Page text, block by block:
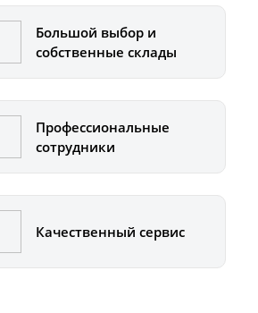
Большой выбор и
собственные склады
Профессиональные
сотрудники
Качественный сервис